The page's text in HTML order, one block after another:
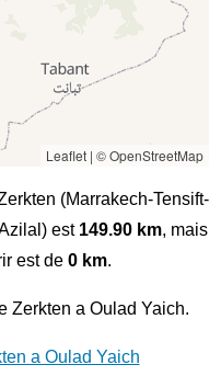
Leaflet| © OpenStreetMap
(Marrakech-Tensift-
est 149.90 km, mais
est de 0 km.
Zerkten a Oulad Yaich.
a Oulad Yaich